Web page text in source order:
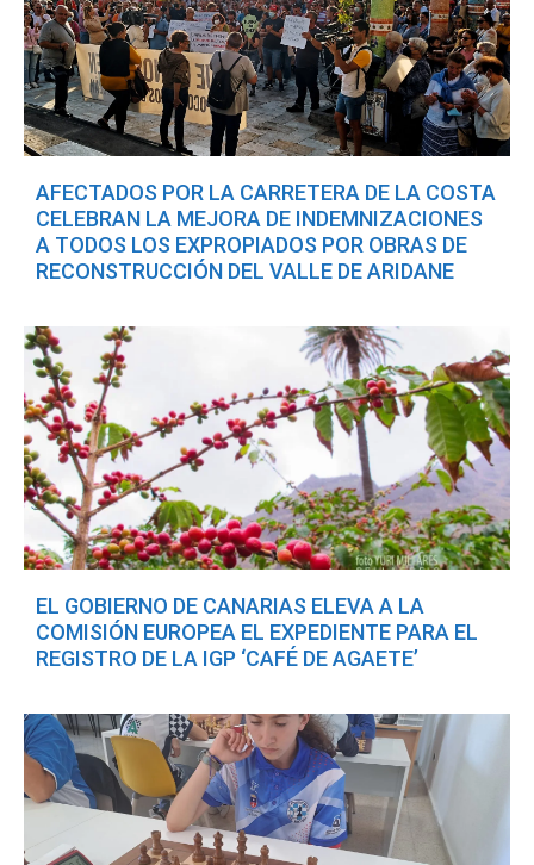
AFECTADOS POR LA CARRETERA DE LA COSTA
CELEBRAN LA MEJORA DE INDEMNIZACIONES
A TODOS LOS EXPROPIADOS POR OBRAS DE
RECONSTRUCCIÓN DEL VALLE DE ARIDANE
EL GOBIERNO DE CANARIAS ELEVA A LA
COMISIÓN EUROPEA EL EXPEDIENTE PARA EL
REGISTRO DE LA IGP ‘CAFÉ DE AGAETE’